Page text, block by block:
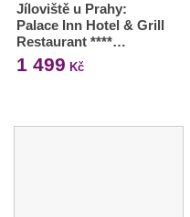
Jíloviště u Prahy:
Palace Inn Hotel & Grill
Restaurant ****…
1 499 Kč